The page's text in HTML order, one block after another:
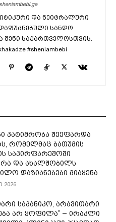
და ნეიტრალური
სანდო
შენი საქართველოსთვის.
#sheniambebi
პატიმრობა შეეფარდა
რომელმაც ბათუმის
საპირფარეშოში
და ახალშობილს
დაზიანებები მიაყენა
2026
საპანიკო, არავითარი
არ ყოფილა” – ირაკლი